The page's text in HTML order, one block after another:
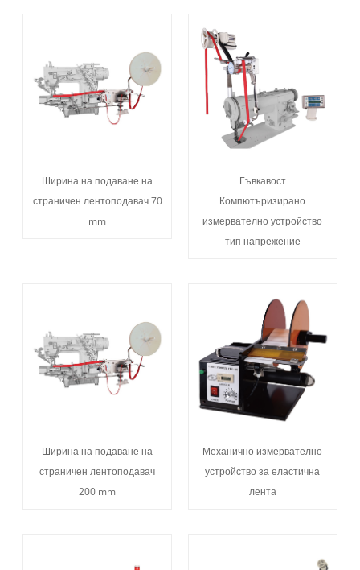
Ширина на подаване на
страничен лентоподавач 70
mm
Гъвкавост
Компютъризирано
измервателно устройство
тип напрежение
Ширина на подаване на
страничен лентоподавач
200 mm
Механично измервателно
устройство за еластична
лента